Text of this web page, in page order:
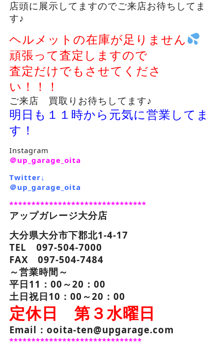
店頭に展示してますのでご来店お待ちしてま
す♪
ヘルメットの在庫が足りません
頑張って査定しますので
査定だけでもさせてくださ
い！！！
ご来店 買取りお待ちしてます♪
明日も１１時から元気に営業してま
す！
Instagram
＠up_garage_oita
Twitter↓
＠up_garage_oita
*******************************
アップガレージ大分店
大分県大分市下郡北1-4-17
TEL 097-504-7000
FAX 097-504-7484
～営業時間～
平日11：00～20：00
土日祝日10：00～20：00
定休日 第３水曜日
Email：ooita-ten@upgarage.com
******************************